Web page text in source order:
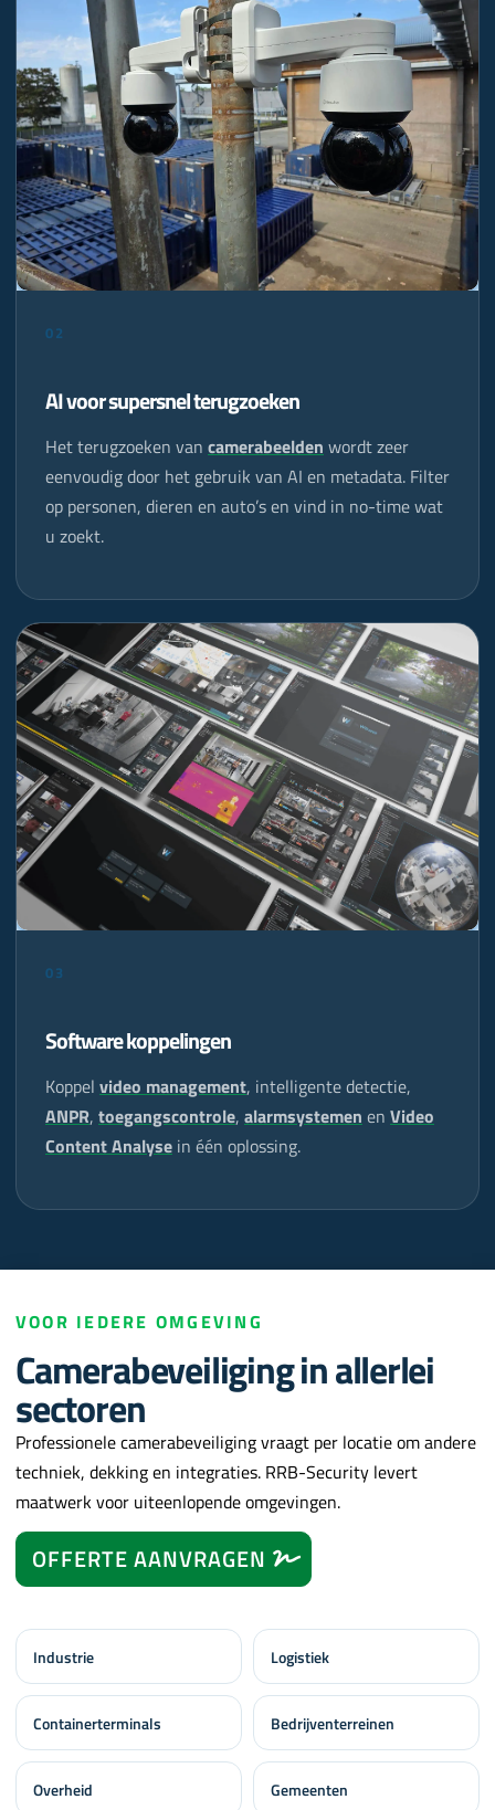
02
AI voor supersnel terugzoeken
Het terugzoeken van camerabeelden wordt zeer
eenvoudig door het gebruik van AI en metadata. Filter
op personen, dieren en auto’s en vind in no-time wat
u zoekt.
03
Software koppelingen
Koppel video management, intelligente detectie,
ANPR, toegangscontrole, alarmsystemen en Video
Content Analyse in één oplossing.
VOOR IEDERE OMGEVING
Camerabeveiliging in allerlei
sectoren
Professionele camerabeveiliging vraagt per locatie om andere
techniek, dekking en integraties. RRB-Security levert
maatwerk voor uiteenlopende omgevingen.
OFFERTE AANVRAGEN
Industrie Logistiek
Containerterminals Bedrijventerreinen
Overheid Gemeenten